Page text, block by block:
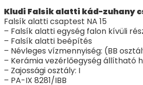
Kludi Falsik alatti kád-zuhany
Falsík alatti csaptest NA 15
– Falsík alatti egység falon kívüli
– Falsík alatti beépítés
– Névleges vízmennyiség: (BB
– Kerámia vezérlőegység állítható
– Zajossági osztály: I
– PA-IX 8281/IBB